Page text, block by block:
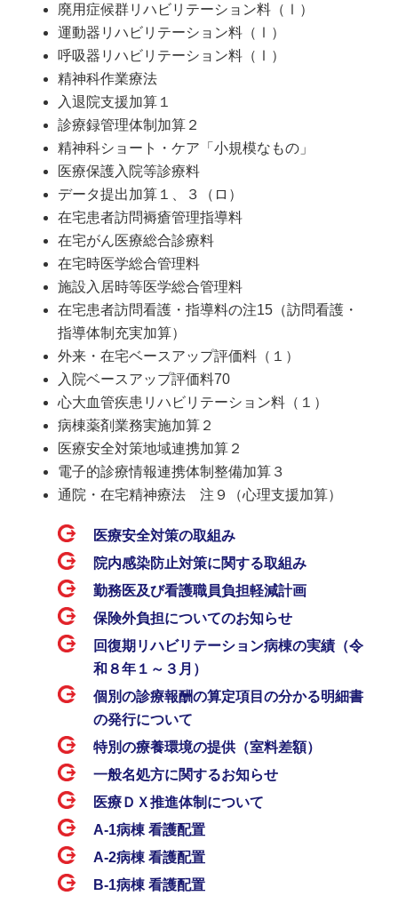
廃用症候群リハビリテーション料（Ⅰ）
運動器リハビリテーション料（Ⅰ）
呼吸器リハビリテーション料（Ⅰ）
精神科作業療法
入退院支援加算１
診療録管理体制加算２
精神科ショート・ケア「小規模なもの」
医療保護入院等診療料
データ提出加算１、３（ロ）
在宅患者訪問褥瘡管理指導料
在宅がん医療総合診療料
在宅時医学総合管理料
施設入居時等医学総合管理料
在宅患者訪問看護・指導料の注15（訪問看護・
指導体制充実加算）
外来・在宅ベースアップ評価料（１）
入院ベースアップ評価料70
心大血管疾患リハビリテーション料（１）
病棟薬剤業務実施加算２
医療安全対策地域連携加算２
電子的診療情報連携体制整備加算３
通院・在宅精神療法 注９（心理支援加算）
医療安全対策の取組み
院内感染防止対策に関する取組み
勤務医及び看護職員負担軽減計画
保険外負担についてのお知らせ
回復期リハビリテーション病棟の実績（令
和８年１～３月）
個別の診療報酬の算定項目の分かる明細書
の発行について
特別の療養環境の提供（室料差額）
一般名処方に関するお知らせ
医療ＤＸ推進体制について
A-1病棟 看護配置
A-2病棟 看護配置
B-1病棟 看護配置